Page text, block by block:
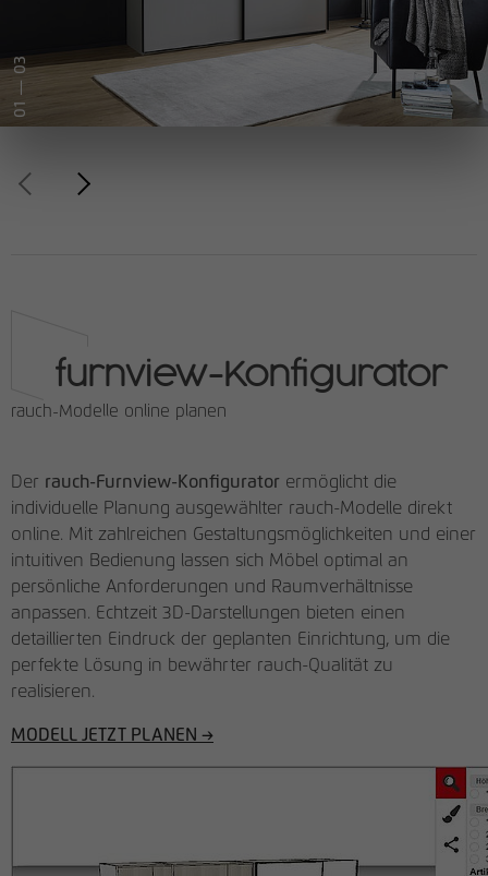
01
— 03
furnview-Konfigurator
rauch-Modelle online planen
Der rauch-Furnview-Konfigurator ermöglicht die
individuelle Planung ausgewählter rauch-Modelle direkt
online. Mit zahlreichen Gestaltungsmöglichkeiten und einer
intuitiven Bedienung lassen sich Möbel optimal an
persönliche Anforderungen und Raumverhältnisse
anpassen. Echtzeit 3D-Darstellungen bieten einen
detaillierten Eindruck der geplanten Einrichtung, um die
perfekte Lösung in bewährter rauch-Qualität zu
realisieren.
MODELL JETZT PLANEN →